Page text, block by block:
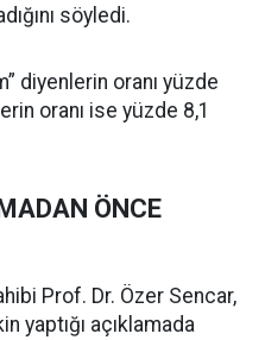
söyledi.
diyenlerin oranı yüzde
oranı ise yüzde 8,1
ÖNCE
Prof. Dr. Özer Sencar,
yaptığı açıklamada